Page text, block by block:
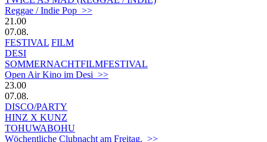
Reggae / Indie Pop >>
21.00
07.08.
FESTIVAL FILM
DESI
SOMMERNACHTFILMFESTIVAL
Open Air Kino im Desi >>
23.00
07.08.
DISCO/PARTY
HINZ X KUNZ
TOHUWABOHU
Wöchentliche Clubnacht am Freitag. >>